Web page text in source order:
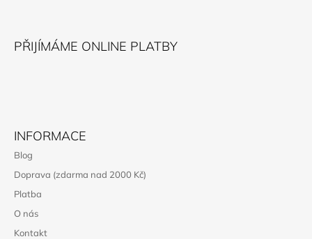
PŘIJÍMÁME ONLINE PLATBY
INFORMACE
Blog
Doprava (zdarma nad 2000 Kč)
Platba
O nás
Kontakt